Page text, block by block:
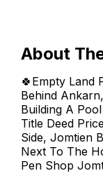
About
🍀Empty Land
Behind
Building A
Title Deed
Side, Jomtien
Next To The
Pen Shop